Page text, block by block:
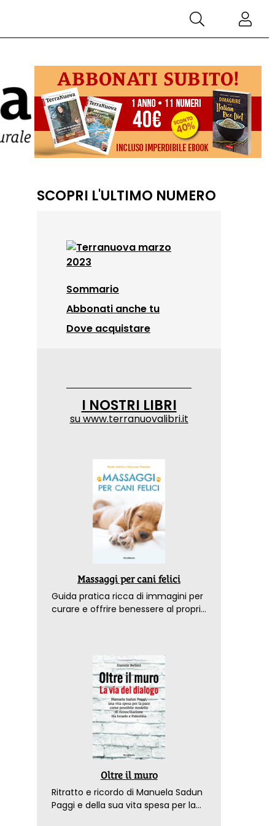
SCOPRI L'ULTIMO NUMERO
Sommario
Abbonati anche tu
Dove acquistare
I NOSTRI LIBRI
suwww.terranuovalibri.it
Massaggi per cani felici
Guida pratica ricca di immagini per
curare e offrire benessere al proprio
Oltre il muro
Ritratto e ricordo di Manuela Sadun
Paggi e della sua vita spesa per la